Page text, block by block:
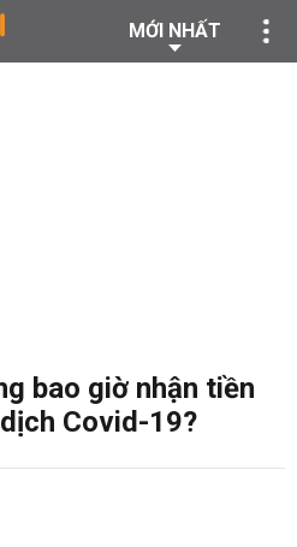
MỚI NHẤT
bao giờ nhận tiền
Covid-19?